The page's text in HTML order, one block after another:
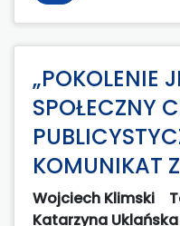
„POKOLENIE
SPOŁECZNY
KOMUNIKAT
Wojciech Klimski
Katarzyna Uklańska